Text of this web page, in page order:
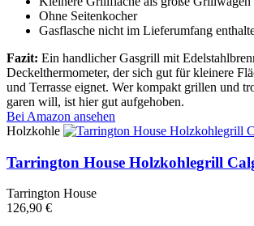
Ohne Seitenkocher
Gasflasche nicht im Lieferumfang
Fazit: Ein handlicher Gasgrill mit
Deckelthermometer, der sich gut für kleinere
und Terrasse eignet. Wer kompakt grillen und
garen will, ist hier gut aufgehoben.
Bei Amazon ansehen
Holzkohle
Tarrington House Holzkohlegrill
Tarrington House
126,90 €